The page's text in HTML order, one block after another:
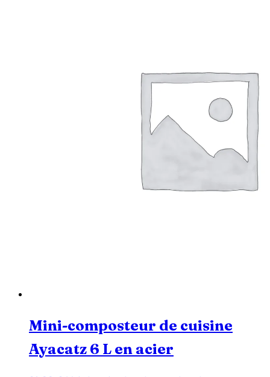
Mini-composteur de cuisine
Ayacatz 6 L en acier